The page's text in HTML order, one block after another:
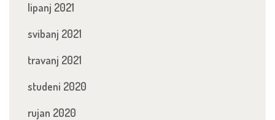
lipanj 2021
svibanj 2021
travanj 2021
studeni 2020
rujan 2020